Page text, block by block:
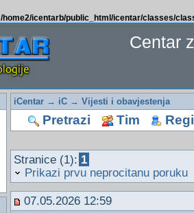
/home2/icentarb/public_html/icentar/classes/
Centar
iCentar→ iC→ Vijesti i obavjestenja
Pretrazi Tim
Stranice (1): 1
Prikazi prvu neprocitanu poruku
07.05.2026 12:59